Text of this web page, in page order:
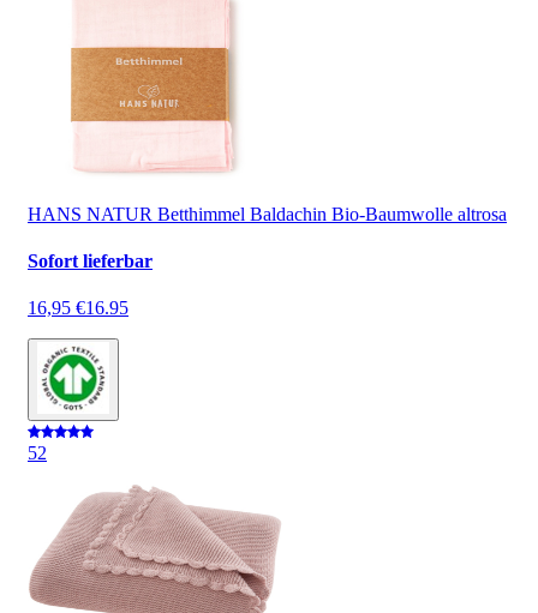
HANS NATUR Betthimmel Baldachin Bio-Baumwolle altrosa
Sofort lieferbar
16,95 €16.95
52